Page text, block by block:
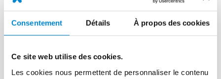
Consentement Détails À propos des cookies
Ce site web utilise des cookies.
Les cookies nous permettent de personnaliser le contenu
Gewährleistet
maximale Stabilität und Schutz vor Rissen.
Sehr hohe Hydrolysebeständigkeit:Verhindert
Geprüfte Langlebigkeit:Beständigkeit gegen
Witterungseinflüsse und UV-Strahlung.